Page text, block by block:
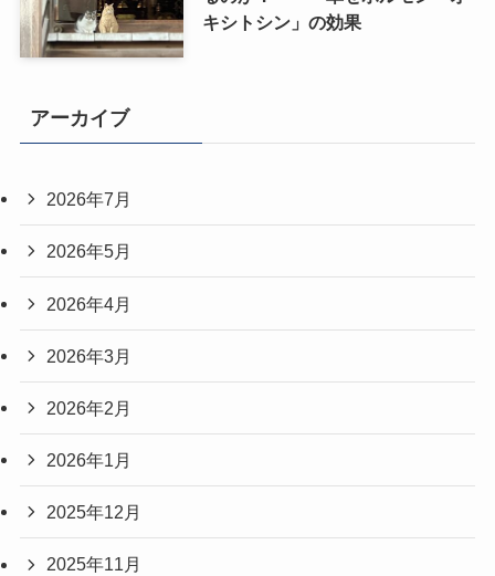
キシトシン」の効果
アーカイブ
2026年7月
2026年5月
2026年4月
2026年3月
2026年2月
2026年1月
2025年12月
2025年11月